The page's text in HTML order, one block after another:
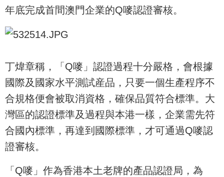
年底完成首間澳門企業的Q嘜認證審核。
丁煒章稱，「Q嘜」認證過程十分嚴格，會根據
國際及國家水平測試産品，只要一個生產程序不
合規格便會被取消資格，確保品質符合標準。大
灣區的認證標準及過程與本港一樣，企業需先符
合國內標準，再達到國際標準，才可通過Q嘜認
證審核。
「Q嘜」作為香港本土老牌的產品認證局，為